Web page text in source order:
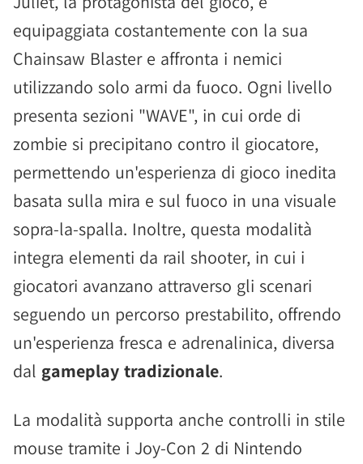
equipaggiata costantemente con la sua
Chainsaw Blaster e affronta i nemici
utilizzando solo armi da fuoco. Ogni livello
presenta sezioni "WAVE", in cui orde di
zombie si precipitano contro il giocatore,
permettendo un'esperienza di gioco inedita
basata sulla mira e sul fuoco in una visuale
sopra-la-spalla. Inoltre, questa modalità
integra elementi da rail shooter, in cui i
giocatori avanzano attraverso gli scenari
seguendo un percorso prestabilito, offrendo
un'esperienza fresca e adrenalinica, diversa
dal gameplay tradizionale.
La modalità supporta anche controlli in stile
mouse tramite i Joy-Con 2 di Nintendo